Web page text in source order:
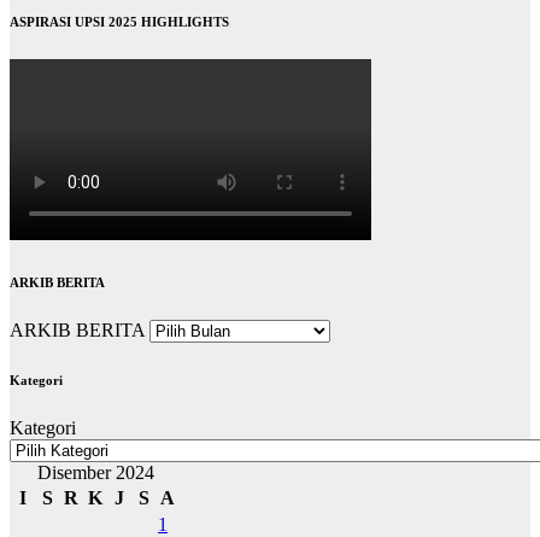
ASPIRASI UPSI 2025 HIGHLIGHTS
ARKIB BERITA
ARKIB BERITA
Kategori
Kategori
Disember 2024
I
S R K J S
A
1